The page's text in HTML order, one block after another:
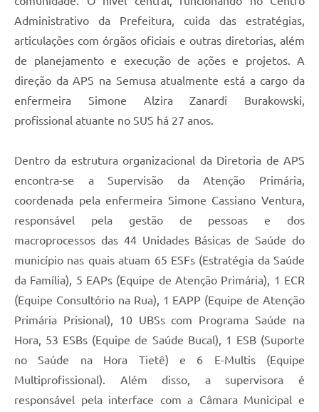
Administrativo da Prefeitura, cuida das estratégias,
articulações com órgãos oficiais e outras diretorias, além
de planejamento e execução de ações e projetos. A
direção da APS na Semusa atualmente está a cargo da
enfermeira Simone Alzira Zanardi Burakowski,
profissional atuante no SUS há 27 anos.
Dentro da estrutura organizacional da Diretoria de APS
encontra-se a Supervisão da Atenção Primária,
coordenada pela enfermeira Simone Cassiano Ventura,
responsável pela gestão de pessoas e dos
macroprocessos das 44 Unidades Básicas de Saúde do
município nas quais atuam 65 ESFs (Estratégia da Saúde
da Família), 5 EAPs (Equipe de Atenção Primária), 1 ECR
(Equipe Consultório na Rua), 1 EAPP (Equipe de Atenção
Primária Prisional), 10 UBSs com Programa Saúde na
Hora, 53 ESBs (Equipe de Saúde Bucal), 1 ESB (Suporte
no Saúde na Hora Tietê) e 6 E-Multis (Equipe
Multiprofissional). Além disso, a supervisora é
responsável pela interface com a Câmara Municipal e